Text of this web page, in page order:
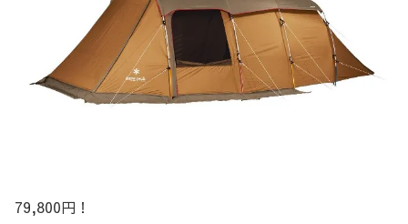
79,800円！